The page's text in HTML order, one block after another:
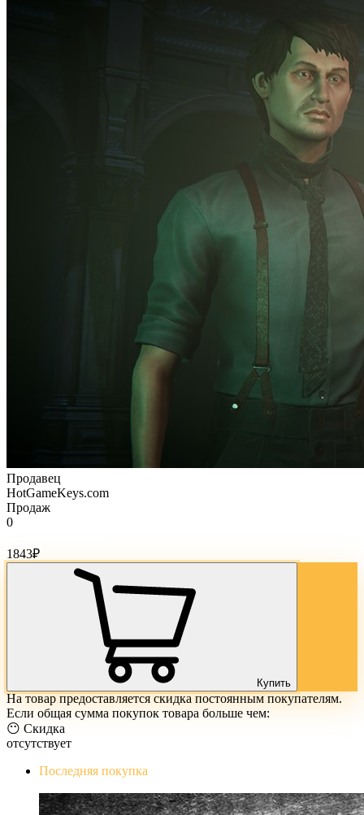
Продавец
HotGameKeys.com
Продаж
0
1843₽
Купить
На товар предоставляется скидка постоянным покупателям.
Если общая сумма покупок товара больше чем:
😶 Скидка
отсутствует
Последняя покупка